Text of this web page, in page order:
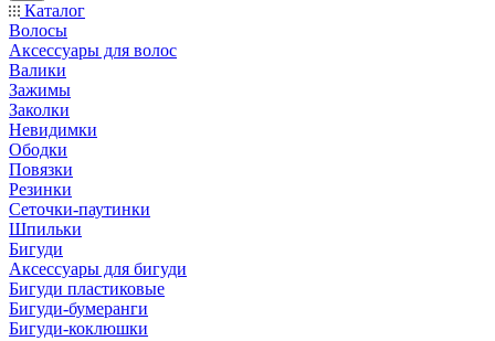
Каталог
Волосы
Аксессуары для волос
Валики
Зажимы
Заколки
Невидимки
Ободки
Повязки
Резинки
Сеточки-паутинки
Шпильки
Бигуди
Аксессуары для бигуди
Бигуди пластиковые
Бигуди-бумеранги
Бигуди-коклюшки